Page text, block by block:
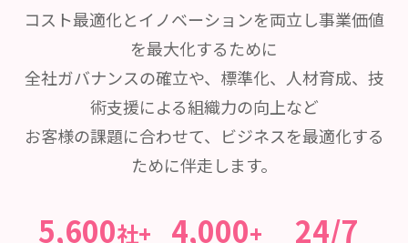
コスト最適化とイノベーションを両立し事業価値
を最大化するために
全社ガバナンスの確立や、標準化、人材育成、技
術支援による組織力の向上など
お客様の課題に合わせて、ビジネスを最適化する
ために伴走します。
5,600社+ 4,000+ 24/7